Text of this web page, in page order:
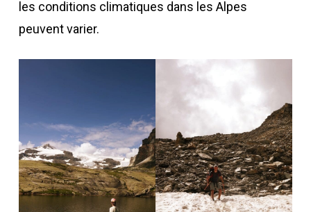
les conditions climatiques dans les Alpes
peuvent varier.